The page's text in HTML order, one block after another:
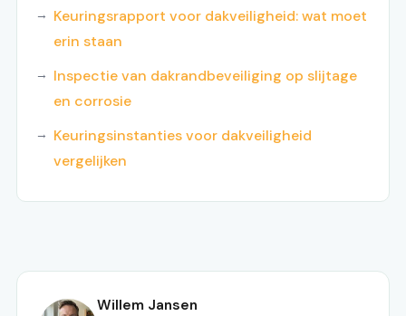
Keuringsrapport voor dakveiligheid: wat moet
erin staan
Inspectie van dakrandbeveiliging op slijtage
en corrosie
Keuringsinstanties voor dakveiligheid
vergelijken
Willem Jansen